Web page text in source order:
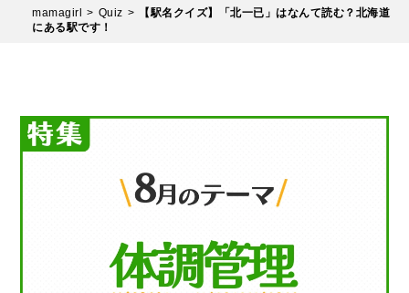
mamagirl Quiz
【駅名クイズ】「北一已」はなんて読む？北海道
にある駅です！